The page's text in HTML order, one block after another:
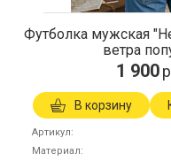
Футболка мужская
ветра
1 900
В корзину
Артикул
Материал